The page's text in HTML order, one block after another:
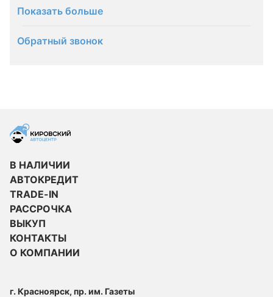
Показать больше
Обратный звонок
В НАЛИЧИИ
АВТОКРЕДИТ
TRADE-IN
РАССРОЧКА
ВЫКУП
КОНТАКТЫ
О КОМПАНИИ
г. Красноярск, пр. им. Газеты